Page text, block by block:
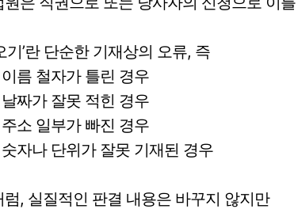
기’란 단순한 기재상의 오류, 즉
이름 철자가 틀린 경우
날짜가 잘못 적힌 경우
주소 일부가 빠진 경우
숫자나 단위가 잘못 기재된 경우
럼, 실질적인 판결 내용은 바꾸지 않지만